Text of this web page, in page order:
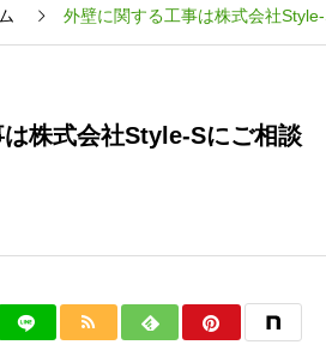
外壁に関する工事は株式会社
株式会社Style-Sにご相談